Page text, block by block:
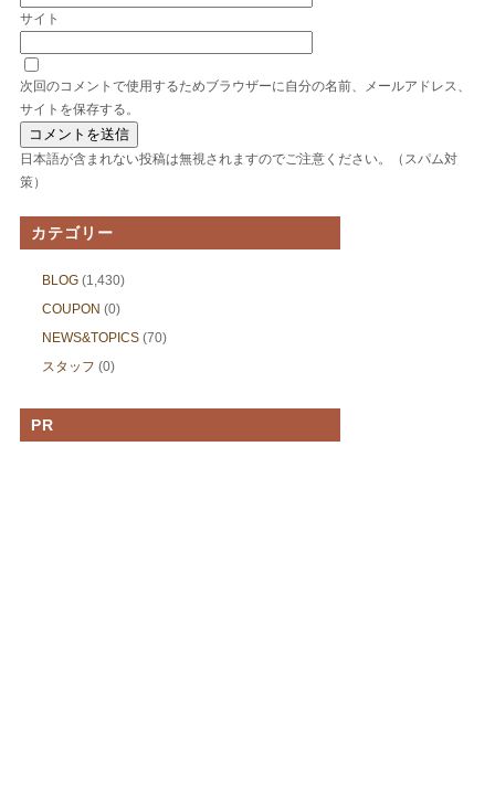
サイト
次回のコメントで使用するためブラウザーに自分の名前、メールアドレス、
サイトを保存する。
日本語が含まれない投稿は無視されますのでご注意ください。（スパム対
策）
カテゴリー
BLOG(1,430)
COUPON (0)
NEWS&TOPICS(70)
スタッフ (0)
PR